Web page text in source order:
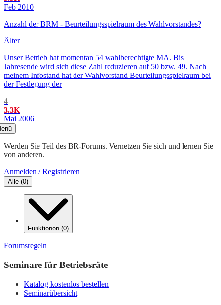
Feb 2010
Anzahl der BRM - Beurteilungsspielraum des Wahlvorstandes?
Älter
Unser Betrieb hat momentan 54 wahlberechtigte MA. Bis
Jahresende wird sich diese Zahl reduzieren auf 50 bzw. 49. Nach
meinem Infostand hat der Wahlvorstand Beurteilungsspielraum bei
der Festlegung der
4
3.3K
Mai 2006
Werden Sie Teil des BR-Forums. Vernetzen Sie sich und lernen Sie
von anderen.
Anmelden / Registrieren
Alle (0)
Funktionen (0)
Forumsregeln
Seminare für Betriebsräte
Katalog kostenlos bestellen
Seminarübersicht